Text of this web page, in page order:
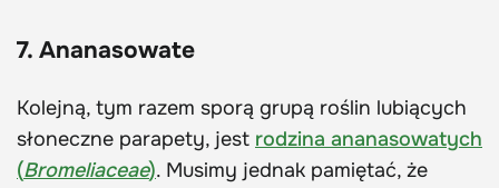
7. Ananasowate
Kolejną, tym razem sporą grupą roślin lubiących
słoneczne parapety, jest rodzina ananasowatych
(Bromeliaceae). Musimy jednak pamiętać, że